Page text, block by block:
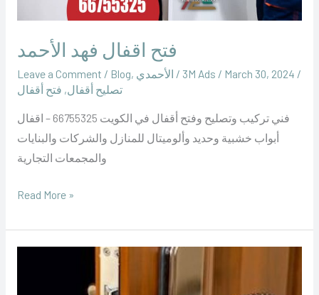
فتح اقفال فهد الأحمد
Leave a Comment / Blog, الأحمدي / / March 30, 2024 /
تصليح أقفال, فتح أقفال
فني تركيب وتصليح وفتح أقفال في الكويت 66755325 – اقفال
أبواب خشبية وحديد وألوميتال للمنازل والشركات والبنايات
والمجمعات التجارية
Read More »